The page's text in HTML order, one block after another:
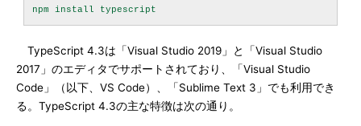
TypeScript 4.3は「Visual Studio 2019」と「Visual Studio
2017」のエディタでサポートされており、「Visual Studio
Code」（以下、VS Code）、「Sublime Text 3」でも利用でき
る。TypeScript 4.3の主な特徴は次の通り。